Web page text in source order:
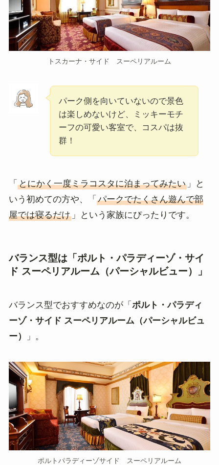
トスカーナ・サイド スーペリアルーム
パーク側を向いていないので景色
は楽しめないけど、ミッキーモチ
ーフの可愛い客室で、コスパは抜
群！
「 とにかく一度ミラコスタに泊まってみたい」と
いう初めての方や、「 パークでたくさん遊んで部
屋では寝るだけ」という家族にぴったりです。
バランス型は「ポルト・パラディーゾ・サイ
ド スーペリアルーム（パーシャルビュー）」
バランス型でおすすめなのが「 ポルト・パラディ
ーゾ・サイド スーペリアルーム（パーシャルビュ
ー）
」。
ポルトパラディーゾサイド スーペリアルーム